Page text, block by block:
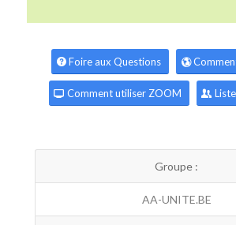
Foire aux Questions
Comment utiliser ZOOM
Groupe :
AA-UNITE.BE